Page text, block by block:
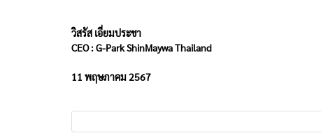
วิสรัส เอี่ยมประชา
CEO : G-Park ShinMaywa Thailand
11 พฤษภาคม 2567